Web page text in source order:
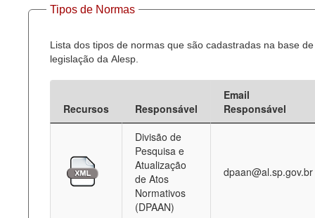
Tipos de Normas
Lista dos tipos de normas que são cadastradas na base de
legislação da Alesp.
Recursos Responsável
Email
Responsável
Divisão de
Pesquisa e
Atualização
de Atos
Normativos
(DPAAN)
dpaan@al.sp.gov.br